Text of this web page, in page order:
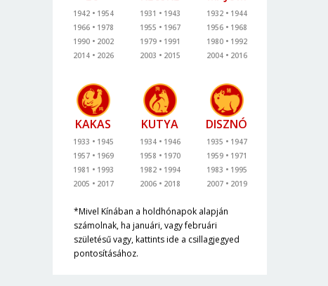
1942
1954
1966
1978
1990
2002
2014
2026
1931
1943
1955
1967
1979
1991
2003
2015
1932
1944
1956
1968
1980
1992
2004
2016
KAKAS
1933
1945
1957
1969
1981
1993
2005
2017
KUTYA
1934
1946
1958
1970
1982
1994
2006
2018
DISZNÓ
1935
1947
1959
1971
1983
1995
2007
2019
*Mivel Kínában a holdhónapok alapján
számolnak, ha januári, vagy februári
születésű vagy, kattints ide a csillagjegyed
pontosításához.